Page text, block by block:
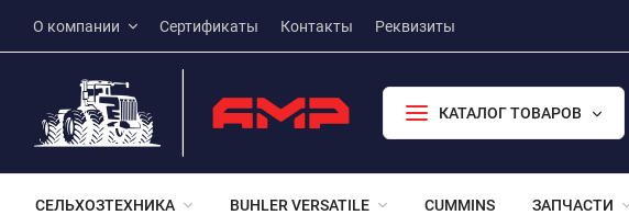
О компании Сертификаты Контакты Реквизиты
КАТАЛОГ ТОВАРОВ
СЕЛЬХОЗТЕХНИКА BUHLER VERSATILE CUMMINS ЗАПЧАСТИ